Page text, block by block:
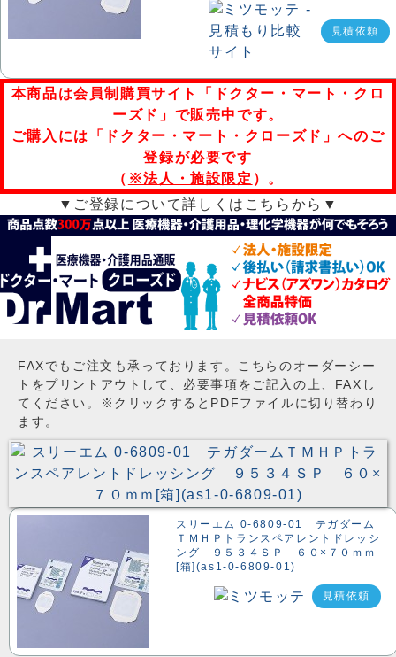
見積依頼
本商品は会員制購買サイト「ドクター・マート・クロ
ーズド」で販売中です。
ご購入には「ドクター・マート・クローズド」へのご
登録が必要です
（ ※法人・施設限定 ）。
▼ご登録について詳しくはこちらから▼
FAXでもご注文も承っております。こちらのオーダーシー
トをプリントアウトして、必要事項をご記入の上、FAXし
てください。※クリックするとPDFファイルに切り替わり
ます。
スリーエム 0-6809-01 テガダーム
ＴＭＨＰトランスペアレントドレッシ
ング ９５３４ＳＰ ６０×７０ｍｍ
[箱](as1-0-6809-01)
見積依頼